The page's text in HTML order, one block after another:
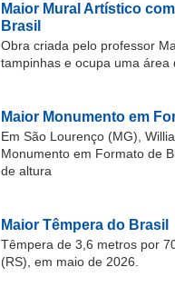
Maior Mural Artístico
Brasil
Obra criada pelo professor
tampinhas e ocupa uma
Maior Monumento em
Em São Lourenço (MG),
Monumento em Formato de
de altura
Maior Têmpera do Brasil
Têmpera de 3,6 metros por
(RS), em maio de 2026.